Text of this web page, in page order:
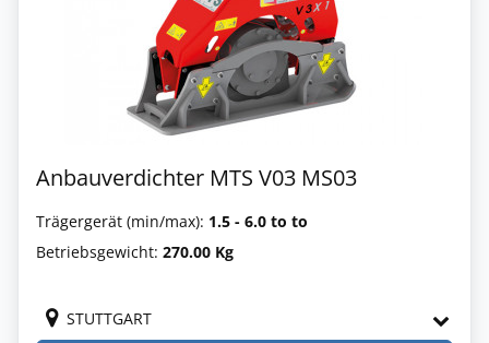
Anbauverdichter MTS V03 MS03
Trägergerät (min/max): 1.5 - 6.0 to to
Betriebsgewicht: 270.00 Kg
STUTTGART